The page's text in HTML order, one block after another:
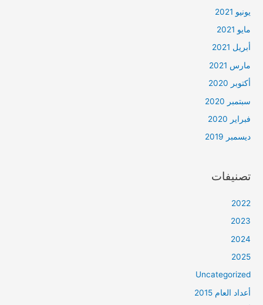
يونيو 2021
مايو 2021
أبريل 2021
مارس 2021
أكتوبر 2020
سبتمبر 2020
فبراير 2020
ديسمبر 2019
تصنيفات
2022
2023
2024
2025
Uncategorized
أعداد العام 2015